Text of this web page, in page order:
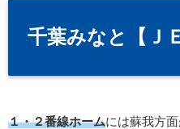
千葉みなと【Ｊ
１・２番線ホームには蘇我方面